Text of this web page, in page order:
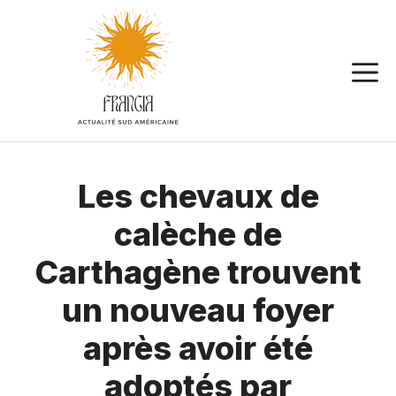
Les chevaux de
calèche de
Carthagène trouvent
un nouveau foyer
après avoir été
adoptés par